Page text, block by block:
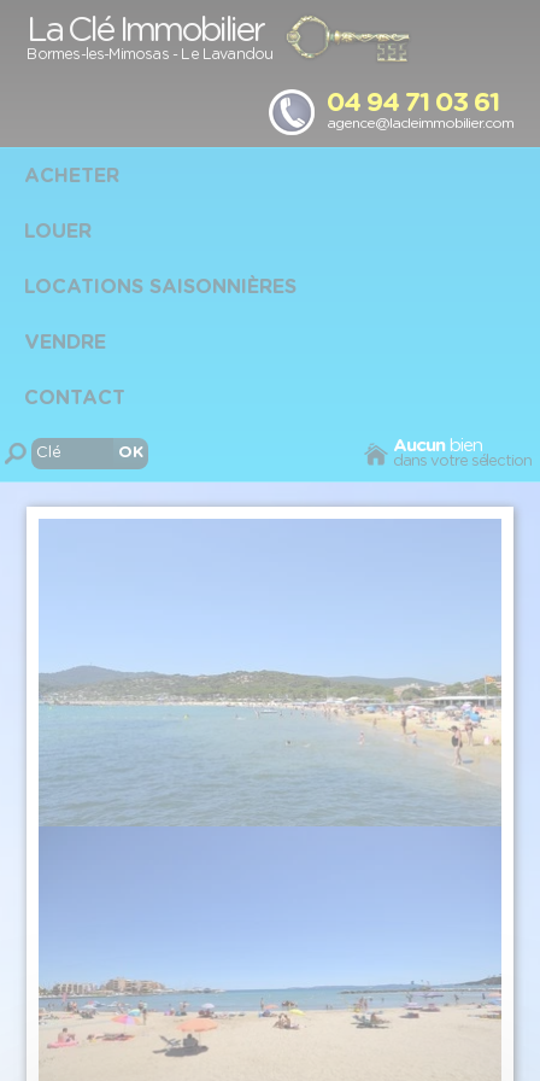
La Clé Immobilier
Bormes-les-Mimosas- Le Lavandou
04 94 71 03 61
agence@lacleimmobilier.com
ACHETER
LOUER
LOCATIONS SAISONNIÈRES
VENDRE
CONTACT
Aucunbien
dans votre sélection